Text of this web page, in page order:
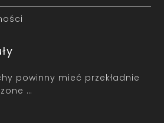
powinny mieć przekładnie
…